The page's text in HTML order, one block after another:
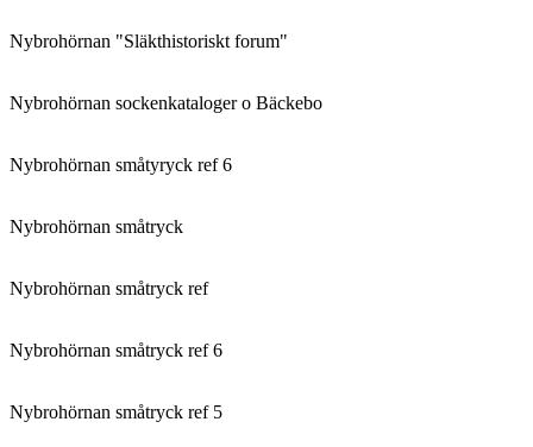
Nybrohörnan "Släkthistoriskt forum"
Nybrohörnan sockenkataloger o Bäckebo
Nybrohörnan småtyryck ref 6
Nybrohörnan småtryck
Nybrohörnan småtryck ref
Nybrohörnan småtryck ref 6
Nybrohörnan småtryck ref 5